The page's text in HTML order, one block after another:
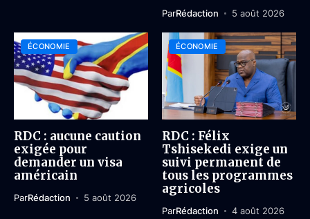
ParRédaction 5 août 2026
ÉCONOMIE
RDC : aucune caution
exigée pour
demander un visa
américain
ParRédaction 5 août 2026
ÉCONOMIE
RDC : Félix
Tshisekedi exige un
suivi permanent de
tous les programmes
agricoles
ParRédaction 4 août 2026